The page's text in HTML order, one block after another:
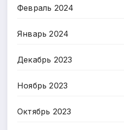
Февраль 2024
Январь 2024
Декабрь 2023
Ноябрь 2023
Октябрь 2023